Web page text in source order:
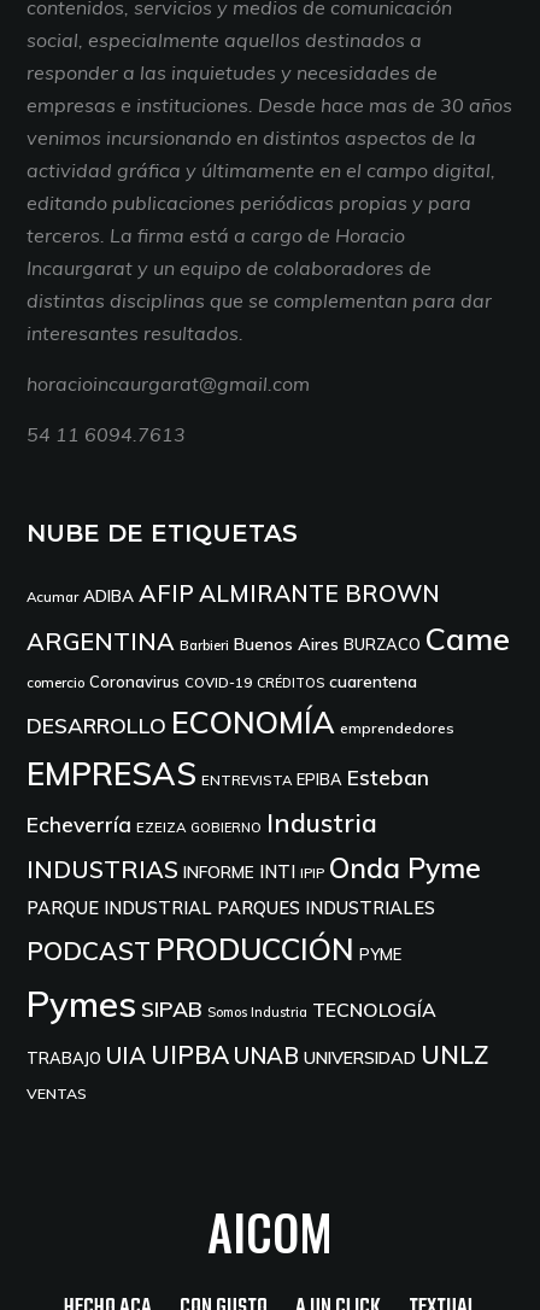
contenidos, servicios y medios de comunicación
social, especialmente aquellos destinados a
responder a las inquietudes y necesidades de
empresas e instituciones. Desde hace mas de 30 años
venimos incursionando en distintos aspectos de la
actividad gráfica y últimamente en el campo digital,
editando publicaciones periódicas propias y para
terceros. La firma está a cargo de Horacio
Incaurgarat y un equipo de colaboradores de
distintas disciplinas que se complementan para dar
interesantes resultados.
horacioincaurgarat@gmail.com
54 11 6094.7613
NUBE DE ETIQUETAS
Acumar ADIBA AFIP ALMIRANTE BROWN
ARGENTINA Barbieri Buenos Aires BURZACO Came
comercio Coronavirus COVID-19 CRÉDITOS cuarentena
DESARROLLO ECONOMÍA emprendedores
EMPRESAS ENTREVISTA EPIBA Esteban
Echeverría EZEIZA GOBIERNO Industria
INDUSTRIAS INFORME INTI IPIP Onda Pyme
PARQUE INDUSTRIAL PARQUES INDUSTRIALES
PODCAST PRODUCCIÓN PYME
Pymes SIPAB Somos Industria TECNOLOGÍA
TRABAJO UIA UIPBA UNAB UNIVERSIDAD UNLZ
VENTAS
AICOM